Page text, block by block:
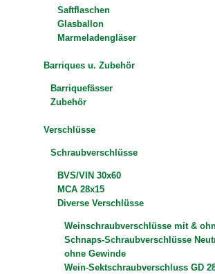
Saftflaschen
Glasballon
Marmeladengläser
Barriques u. Zubehör
Barriquefässer
Zubehör
Verschlüsse
Schraubverschlüsse
BVS/VIN 30x60
MCA 28x15
Diverse Verschlüsse
Weinschraubverschlüsse mit &
Schnaps-Schraubverschlüsse
ohne Gewinde
Wein-Sektschraubverschluss GD